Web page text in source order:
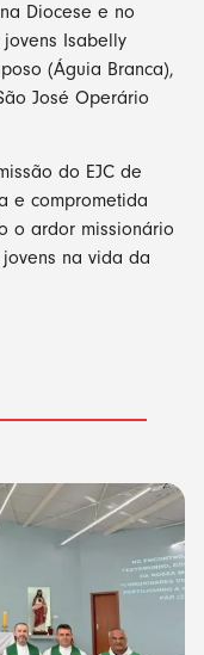
Diocese e no
Isabelly
(Águia Branca),
José Operário
do EJC de
e comprometida
o ardor missionário
na vida da